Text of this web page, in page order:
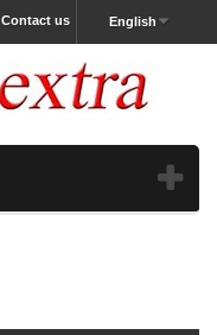
English
Contact us